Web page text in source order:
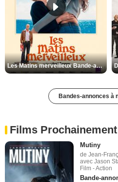
Les Matins merveilleux Bande-annonce VF
Bandes-annonces à
Films
Mutiny
de Jean-
avec Jason
Film - Action
Bande-